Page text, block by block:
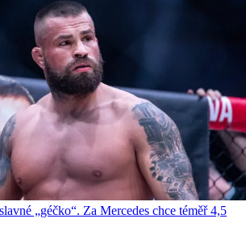
„géčko“. Za Mercedes chce téměř 4,5